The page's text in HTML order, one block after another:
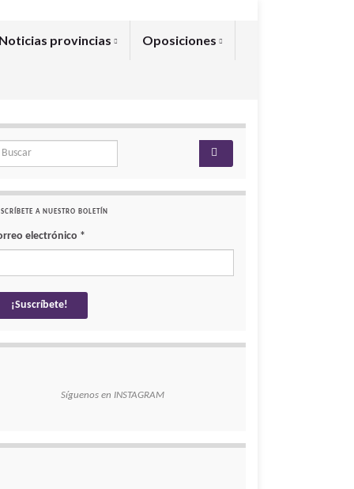
provincias Oposiciones
for:
A NUESTRO BOLETÍN
electrónico *
Síguenos en INSTAGRAM